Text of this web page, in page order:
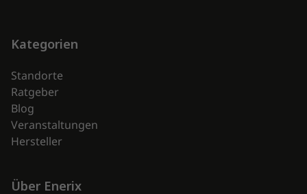
Kategorien
Standorte
Ratgeber
Blog
Veranstaltungen
Hersteller
Über Enerix